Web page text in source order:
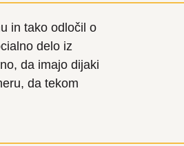
in tako odločil o
delo iz
da imajo dijaki
da tekom